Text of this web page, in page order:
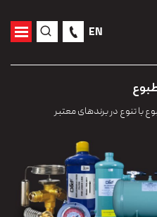
EN
با تنوع در برندهای معتبر